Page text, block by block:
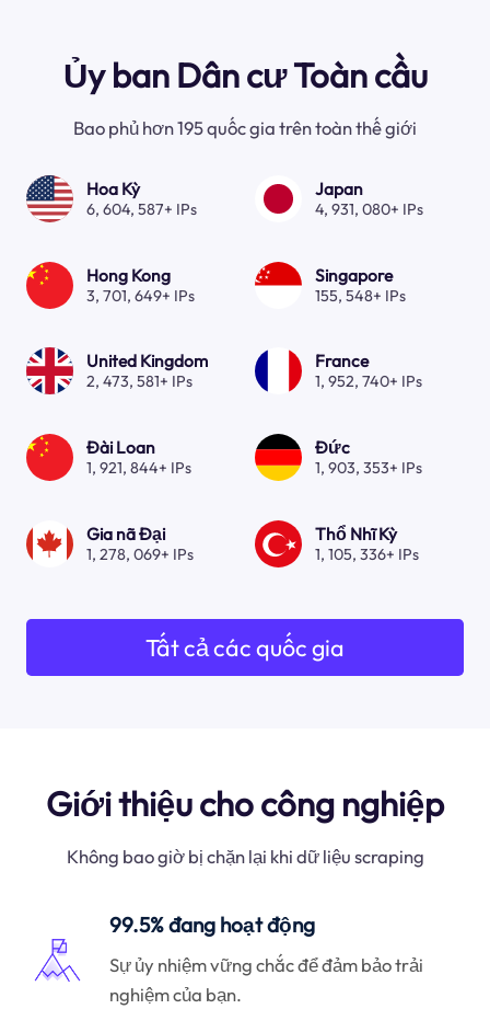
Ủy ban Dân cư Toàn cầu
Bao phủ hơn 195 quốc gia trên toàn thế giới
Hoa Kỳ
6, 604, 587+ IPs
Japan
4, 931, 080+ IPs
Hong Kong
3, 701, 649+ IPs
Singapore
155, 548+ IPs
United Kingdom
2, 473, 581+ IPs
France
1, 952, 740+ IPs
Đài Loan
1, 921, 844+ IPs
Đức
1, 903, 353+ IPs
Gia nã Đại
1, 278, 069+ IPs
Thổ Nhĩ Kỳ
1, 105, 336+ IPs
Tất cả các quốc gia
Giới thiệu cho công nghiệp
Không bao giờ bị chặn lại khi dữ liệu scraping
99.5% đang hoạt động
Sự ủy nhiệm vững chắc để đảm bảo trải
nghiệm của bạn.